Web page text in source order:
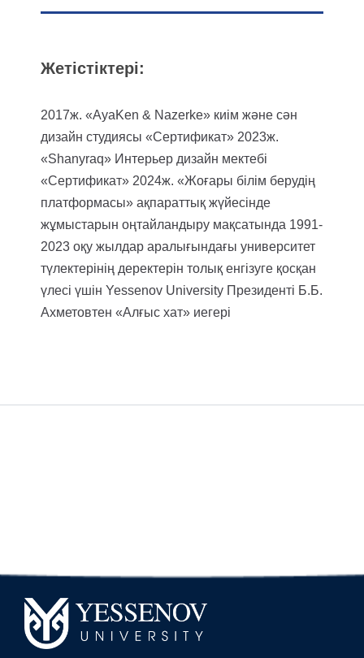
Жетістіктері:
2017ж. «AyaKen & Nazerke» киім және сән
дизайн студиясы «Сертификат» 2023ж.
«Shanyraq» Интерьер дизайн мектебі
«Сертификат» 2024ж. «Жоғары білім берудің
платформасы» ақпараттық жүйесінде
жұмыстарын оңтайландыру мақсатында 1991-
2023 оқу жылдар аралығындағы университет
түлектерінің деректерін толық енгізуге қосқан
үлесі үшін Yessenov University Президенті Б.Б.
Ахметовтен «Алғыс хат» иегері